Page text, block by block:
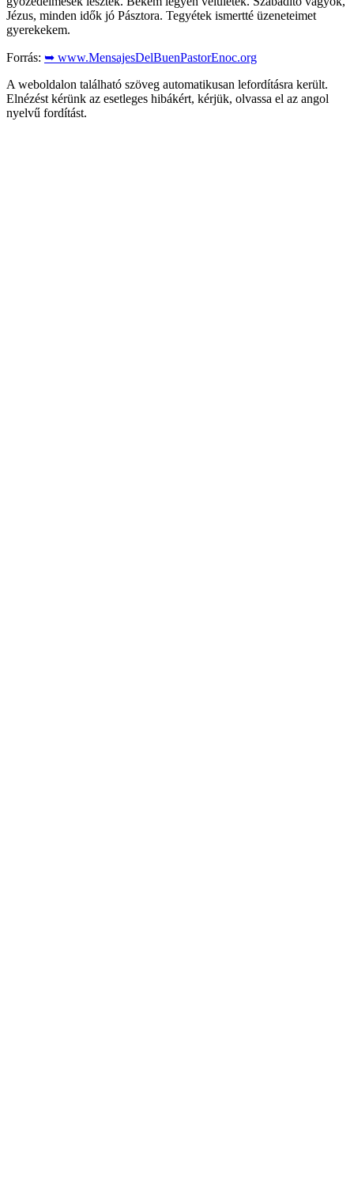
Jézus, minden idők jó Pásztora. Tegyétek ismertté üzeneteimet
gyerekekem.
Forrás: ➥ www.MensajesDelBuenPastorEnoc.org
A weboldalon található szöveg automatikusan lefordításra került.
Elnézést kérünk az esetleges hibákért, kérjük, olvassa el az angol
nyelvű fordítást.